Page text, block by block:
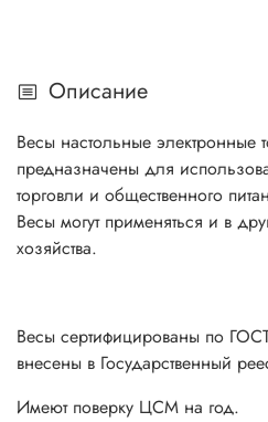
Описание
Весы настольные электронные
предназначены для
торговли и общественного
Весы могут применяться и в
хозяйства.
Весы сертифицированы по
внесены в Государственный
Имеют поверку ЦСМ на год.